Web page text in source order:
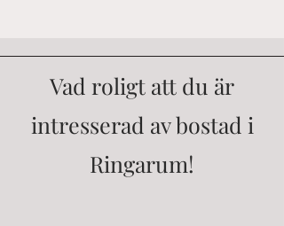
Vad roligt att du är
intresserad av bostad i
Ringarum!